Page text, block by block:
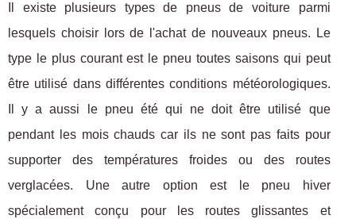
Il existe plusieurs types de pneus de voiture parmi
lesquels choisir lors de l'achat de nouveaux pneus. Le
type le plus courant est le pneu toutes saisons qui peut
être utilisé dans différentes conditions météorologiques.
Il y a aussi le pneu été qui ne doit être utilisé que
pendant les mois chauds car ils ne sont pas faits pour
supporter des températures froides ou des routes
verglacées. Une autre option est le pneu hiver
spécialement conçu pour les routes glissantes et